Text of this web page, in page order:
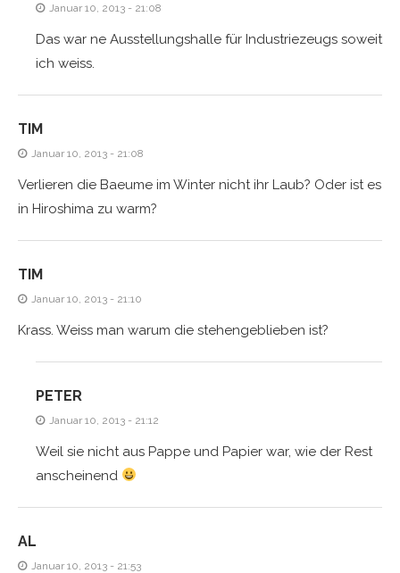
Januar 10, 2013 - 21:08
Das war ne Ausstellungshalle für Industriezeugs soweit
ich weiss.
TIM
Januar 10, 2013 - 21:08
Verlieren die Baeume im Winter nicht ihr Laub? Oder ist es
in Hiroshima zu warm?
TIM
Januar 10, 2013 - 21:10
Krass. Weiss man warum die stehengeblieben ist?
PETER
Januar 10, 2013 - 21:12
Weil sie nicht aus Pappe und Papier war, wie der Rest
anscheinend
AL
Januar 10, 2013 - 21:53